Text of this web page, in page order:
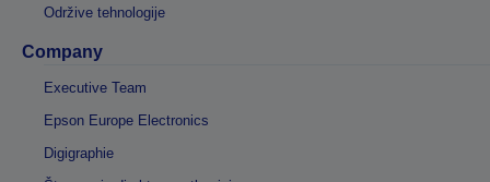
Održive tehnologije
Company
Executive Team
Epson Europe Electronics
Digigraphie